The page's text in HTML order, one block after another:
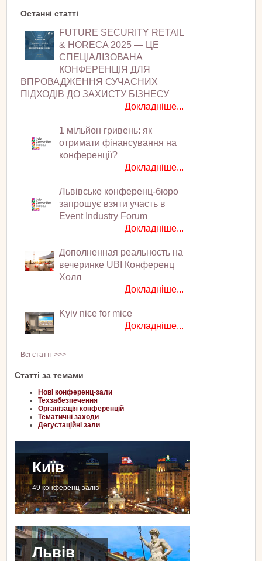
Останні статті
FUTURE SECURITY RETAIL
& HORECA 2025 — ЦЕ
СПЕЦІАЛІЗОВАНА
КОНФЕРЕНЦІЯ ДЛЯ
ВПРОВАДЖЕННЯ СУЧАСНИХ
ПІДХОДІВ ДО ЗАХИСТУ БІЗНЕСУ
Докладніше...
1 мільйон гривень: як
отримати фінансування на
конференції?
Докладніше...
Львівське конференц-бюро
запрошує взяти участь в
Event Industry Forum
Докладніше...
Дополненная реальность на
вечеринке UBI Конференц
Холл
Докладніше...
Kyiv nice for mice
Докладніше...
Всі статті >>>
Статті за темами
Нові конференц-зали
Техзабезпечення
Організація конференцій
Тематичні заходи
Дегустаційні зали
Київ
49 конференц-залів
Львів